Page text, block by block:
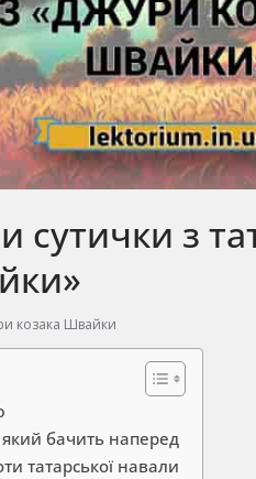
сутички з
козака Швайки
бачить наперед
татарської навали